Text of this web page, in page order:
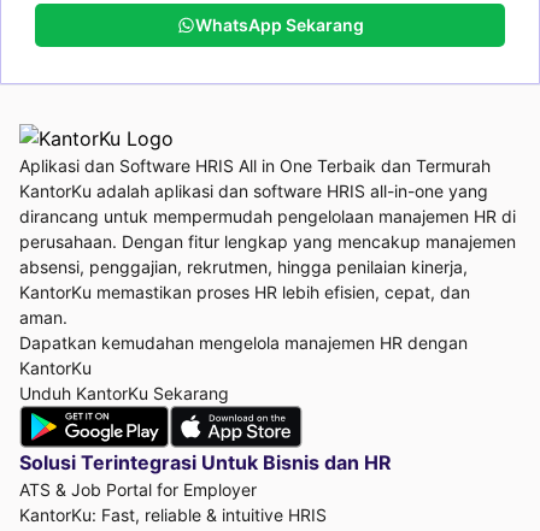
WhatsApp Sekarang
Aplikasi dan Software HRIS All in One Terbaik dan Termurah
KantorKu adalah aplikasi dan software HRIS all-in-one yang
dirancang untuk mempermudah pengelolaan manajemen HR di
perusahaan. Dengan fitur lengkap yang mencakup manajemen
absensi, penggajian, rekrutmen, hingga penilaian kinerja,
KantorKu memastikan proses HR lebih efisien, cepat, dan
aman.
Dapatkan kemudahan mengelola manajemen HR dengan
KantorKu
Unduh KantorKu Sekarang
Solusi Terintegrasi Untuk Bisnis dan HR
ATS & Job Portal for Employer
KantorKu: Fast, reliable & intuitive HRIS